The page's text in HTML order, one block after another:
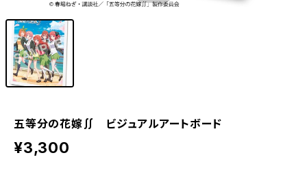
五等分の花嫁∬ ビジュアルアートボード
¥3,300